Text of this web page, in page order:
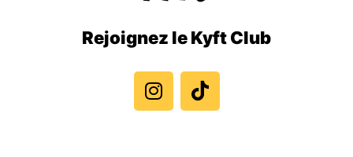
Rejoignez le Kyft Club
n
s
t
i
k
t